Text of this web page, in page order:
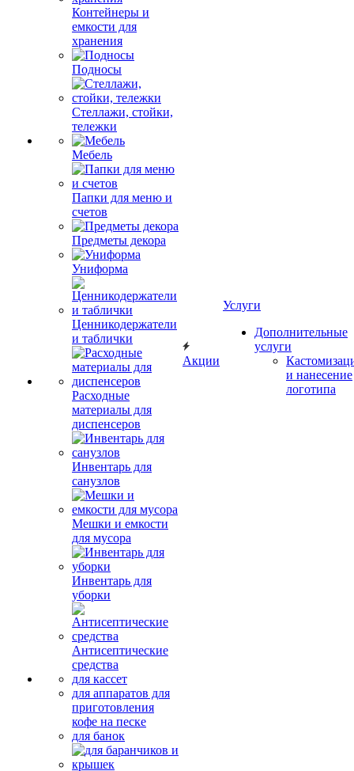
Контейнеры и
емкости для
хранения
Подносы
Стеллажи, стойки,
тележки
Мебель
Папки для меню и
счетов
Предметы декора
Униформа
Ценникодержатели
и таблички
Расходные
материалы для
диспенсеров
Инвентарь для
санузлов
Мешки и емкости
для мусора
Инвентарь для
уборки
Антисептические
средства
для кассет
для аппаратов для
приготовления
кофе на песке
для банок
Акции
Услуги
Дополнительные
услуги
и нанесение
логотипа